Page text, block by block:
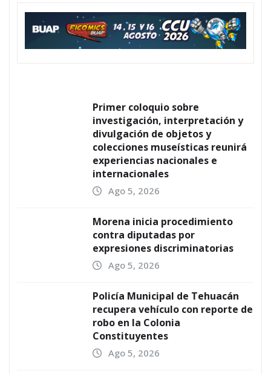
Primer coloquio sobre
investigación, interpretación y
divulgación de objetos y
colecciones museísticas reunirá
experiencias nacionales e
internacionales
Ago 5, 2026
Morena inicia procedimiento
contra diputadas por
expresiones discriminatorias
Ago 5, 2026
Policía Municipal de Tehuacán
recupera vehículo con reporte de
robo en la Colonia
Constituyentes
Ago 5, 2026